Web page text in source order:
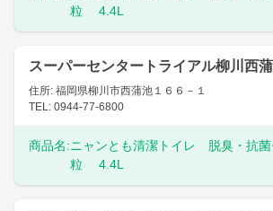
粒 4.4L
スーパーセンタートライアル柳川西
住所: 福岡県柳川市西蒲池１６６－１
TEL: 0944-77-6800
商品名:ニャンとも清潔トイレ 脱臭・抗
粒 4.4L